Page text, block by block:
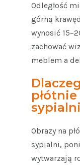
Odległość
górną
wynosić
zachować
meblem a
Obrazy na
sypialni,
wytwarzają